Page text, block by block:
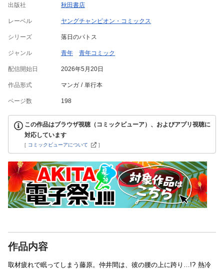
出版社 秋田書店
レーベル ヤングチャンピオン・コミックス
シリーズ 落日のパトス
ジャンル 青年 青年コミック
配信開始日 2026年5月20日
作品形式 マンガ 単行本
ページ数 198
この作品はブラウザ視聴（コミックビューア）、およびアプリ視聴に
対応しています
[ コミックビューアについて ]
作品内容
取材疲れで眠ってしまう藤原。仲井間は、彼の腰の上に跨り…!? 熱冷